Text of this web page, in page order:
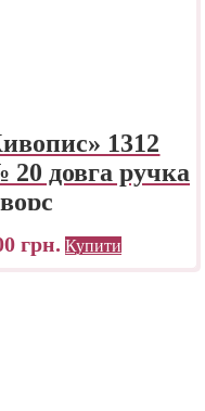
1312
довга ручка
грн. Купити